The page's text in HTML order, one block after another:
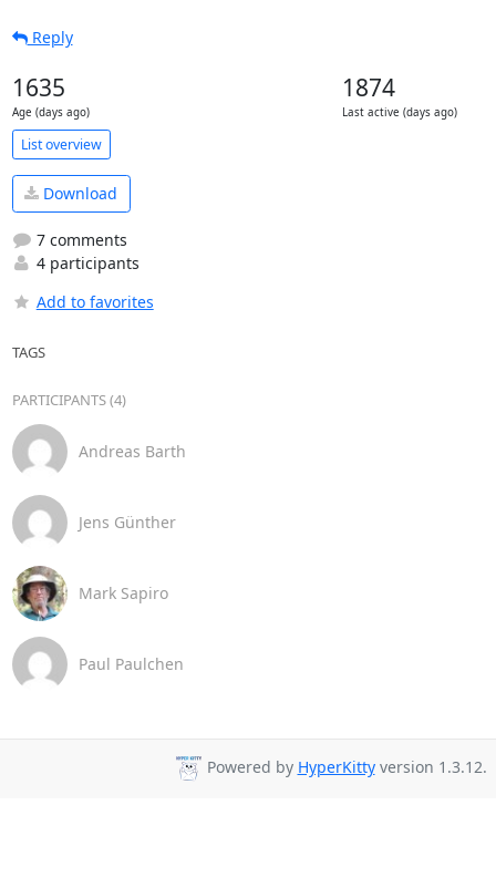
Reply
1635
Age (days ago)
1874
Last active (days ago)
List overview
Download
7 comments
4 participants
Add to favorites
TAGS
PARTICIPANTS (4)
Andreas Barth
Jens Günther
Mark Sapiro
Paul Paulchen
Powered by HyperKittyversion 1.3.12.